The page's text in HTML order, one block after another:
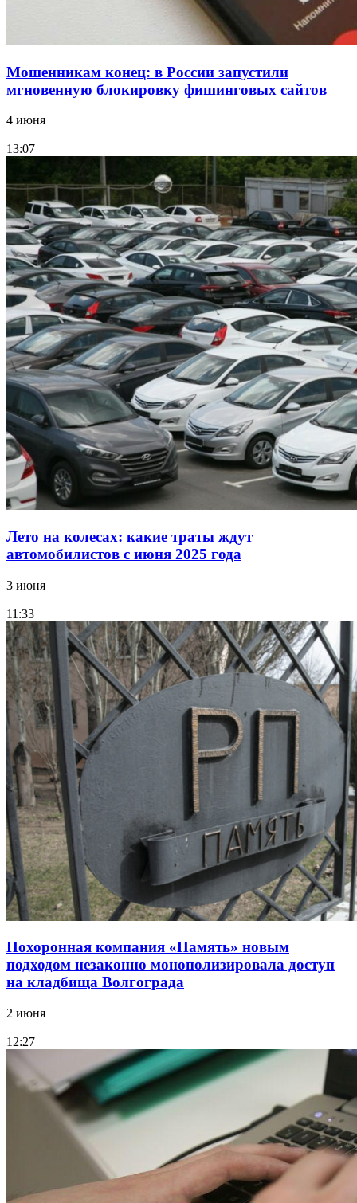
Мошенникам конец: в России запустили
мгновенную блокировку фишинговых сайтов
4 июня
13:07
Лето на колесах: какие траты ждут
автомобилистов с июня 2025 года
3 июня
11:33
Похоронная компания «Память» новым
подходом незаконно монополизировала доступ
на кладбища Волгограда
2 июня
12:27